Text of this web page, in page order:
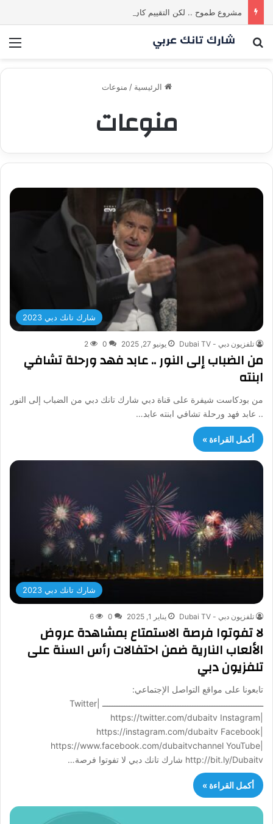
بحث عن
الرئيسية / منوعات
منوعات
شارك تانك دبي 2023
تلفزيون دبي - Dubai TV يونيو 27, 2025 0
2
من الضباب إلى النور .. عابد فهد ورحلة تشافي
ابنته
من بودكاست شيفرة على قناة دبي شارك تانك دبي من الضباب إلى النور
.. عابد فهد ورحلة تشافي ابنته عابد…
أكمل القراءة »
شارك تانك دبي 2023
تلفزيون دبي - Dubai TV يناير 1, 2025 0
6
لا تفوتوا فرصة الاستمتاع بمشاهدة عروض
الألعاب النارية ضمن احتفالات رأس السنة على
تلفزيون دبي
تابعونا على مواقع التواصل الإجتماعي:
ــــــــــــــــــــــــــــــــــــــــــــــــــــــــــــــــــ Twitter|
https://twitter.com/dubaitv Instagram|
https://instagram.com/dubaitv Facebook|
https://www.facebook.com/dubaitvchannel YouTube|
http://bit.ly/Dubaitv شارك تانك دبي لا تفوتوا فرصة…
أكمل القراءة »